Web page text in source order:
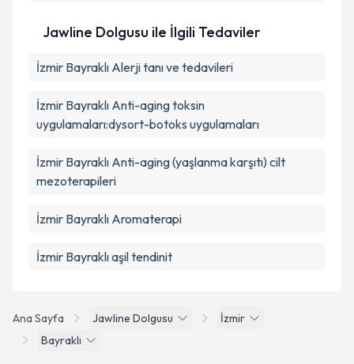
Ana Sayfa Jawline Dolgusu
İzmir
Bayraklı
Jawline Dolgusu ile İlgili Tedaviler
İzmir Bayraklı Alerji tanı ve tedavileri
İzmir Bayraklı Anti-aging toksin
uygulamaları:dysort-botoks uygulamaları
İzmir Bayraklı Anti-aging (yaşlanma karşıtı) cilt
mezoterapileri
İzmir Bayraklı Aromaterapi
İzmir Bayraklı aşil tendinit